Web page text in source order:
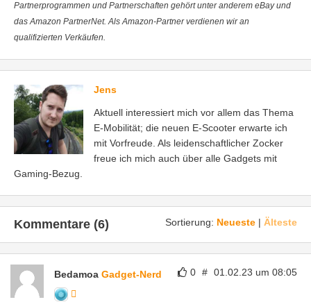
Partnerprogrammen und Partnerschaften gehört unter anderem eBay und
das Amazon PartnerNet. Als Amazon-Partner verdienen wir an
qualifizierten Verkäufen.
Jens
Aktuell interessiert mich vor allem das Thema
E-Mobilität; die neuen E-Scooter erwarte ich
mit Vorfreude. Als leidenschaftlicher Zocker
freue ich mich auch über alle Gadgets mit
Gaming-Bezug.
Sortierung: Neueste | Älteste
Kommentare (6)
0 # 01.02.23 um 08:05
Bedamoa Gadget-Nerd